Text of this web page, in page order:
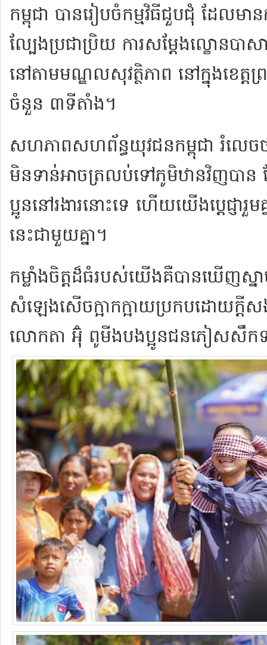
កម្ពុជា បានរៀបចំកម្មវិធីជួបជុំ ដែលមានក
ល្បែងប្រជាប្រិយ ការសម្តែងល្ខោនបា
នៅតាមមណ្ឌលសុវត្ថិភាព នៅក្នុងខេត្ត
ចំនួន ៣ទីតាំង។
សហភាពសហព័ន្ធយុវជនកម្ពុជា រំលេចថ
មិនទាន់អាចត្រលប់ទៅភូមិឋានវិញបាន
ប្អូននៅរងារនោះទេ ហើយយើងប្តេជ្ញារួម
នេះជាមួយគ្នា។
កម្លាំងចិត្តដ៏ធំរបស់យើងគឺបានឃើញ
សំឡេងសើចក្អាកក្អាយប្រកបដោយក្
លោកតា អ៊ុំ ពូមីងបងប្អូនជនភៀសសឹ